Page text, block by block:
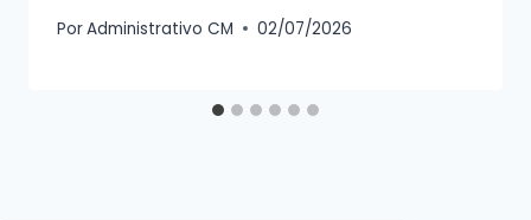
PorAdministrativo CM 02/07/2026